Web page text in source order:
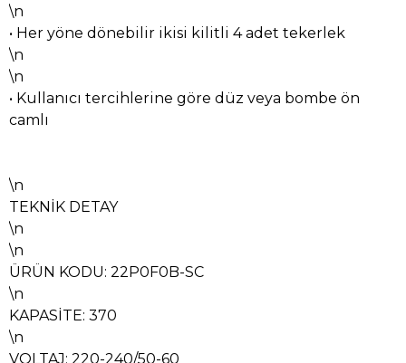
\n
• Her yöne dönebilir ikisi kilitli 4 adet tekerlek
\n
\n
• Kullanıcı tercihlerine göre düz veya bombe ön
camlı
\n
TEKNİK DETAY
\n
\n
ÜRÜN KODU: 22P0F0B-SC
\n
KAPASİTE: 370
\n
VOLTAJ: 220-240/50-60